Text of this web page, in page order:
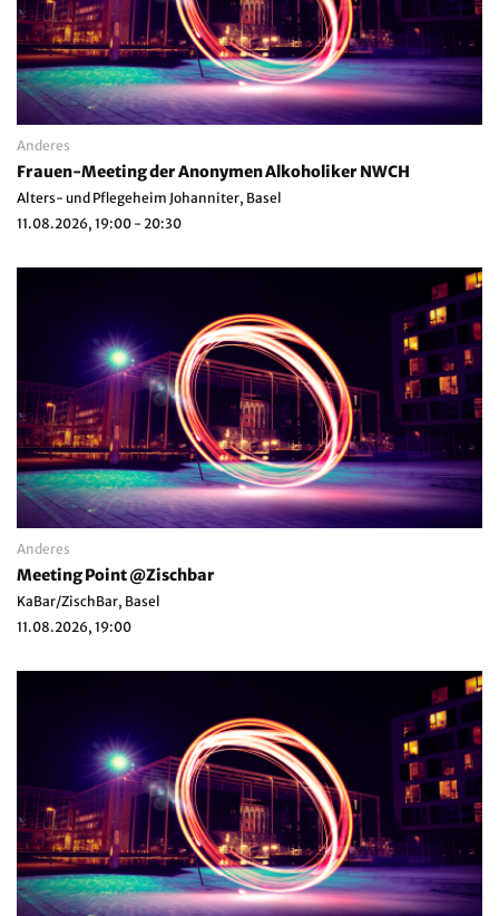
Anderes
Frauen-Meeting der Anonymen Alkoholiker NWCH
Alters- und Pflegeheim Johanniter, Basel
11.08.2026, 19:00 - 20:30
Anderes
Meeting Point @Zischbar
KaBar/ZischBar, Basel
11.08.2026, 19:00